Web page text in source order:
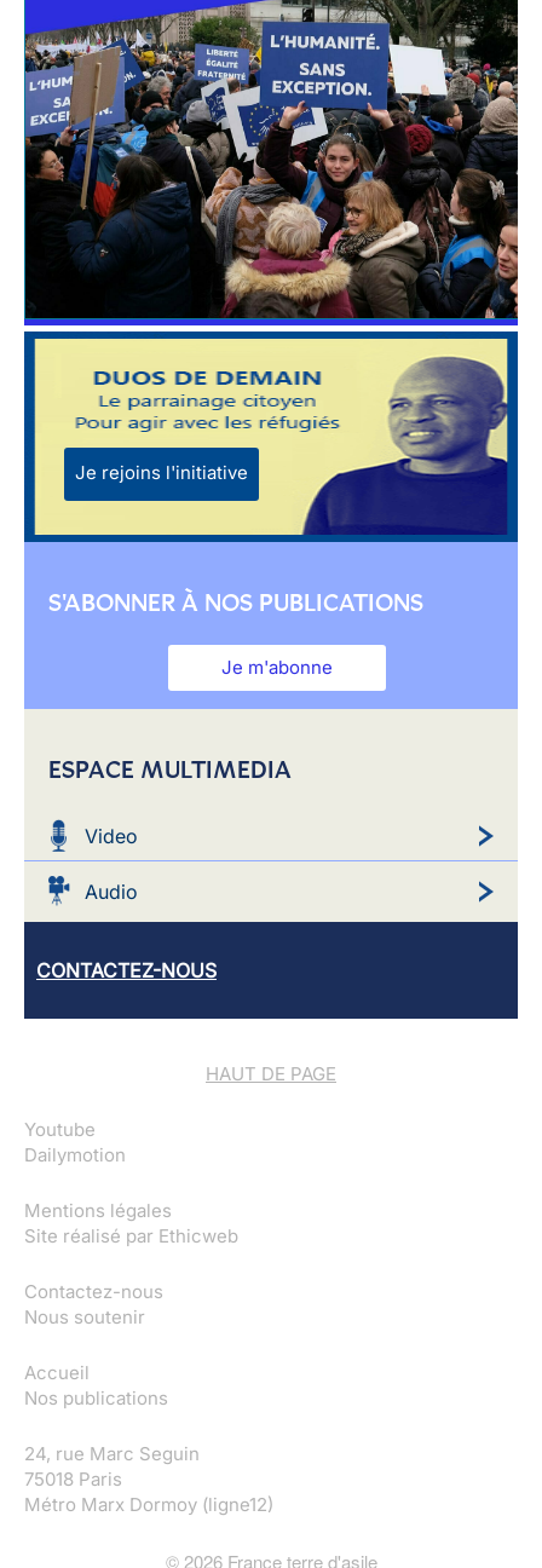
Je rejoins l'initiative
S'ABONNER À NOS PUBLICATIONS
Je m'abonne
ESPACE MULTIMEDIA
Video
Audio
CONTACTEZ-NOUS
HAUT DE PAGE
Youtube
Dailymotion
Mentions légales
Site réalisé par Ethicweb
Contactez-nous
Nous soutenir
Accueil
Nos publications
24, rue Marc Seguin
75018 Paris
Métro Marx Dormoy (ligne12)
© 2026France terre d'asile